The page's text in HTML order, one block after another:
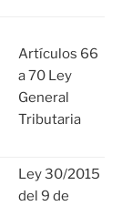
Artículos 66
a 70 Ley
General
Tributaria
Ley 30/2015
del 9 de